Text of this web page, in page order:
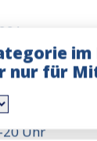
von
o.
von
Inhalten von
keine
Uhr
im
nur für